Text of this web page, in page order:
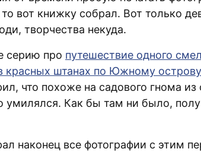
вот книжку собрал. Вот только
творчества некуда.
серию про путешествие одного
красных штанах по Южному
что похоже на садового гнома
умилялся. Как бы там ни было,
наконец все фотографии с этим